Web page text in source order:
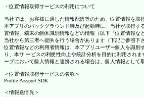
・位置情報取得サービスの利用について
当社では、お客様に適した情報配信等のため、位置情報を取
本アプリのバックグラウンド時及び起動時に、当社が取得す
置情報、端末の個体識別情報などの情報（以下「位置情報な
当社から第三者へ提供を行う場合があります（下記ご参照下
位置情報などの利用者情報は、本アプリユーザー個人を識別
り、本サ ービスの利便性向上や統計分析を目的に利用され
ープにおいて個人情報と連携される場合は、個人情報として
＜位置情報取得サービスの名称＞
Profile Passport SDK
＜情報送信先＞